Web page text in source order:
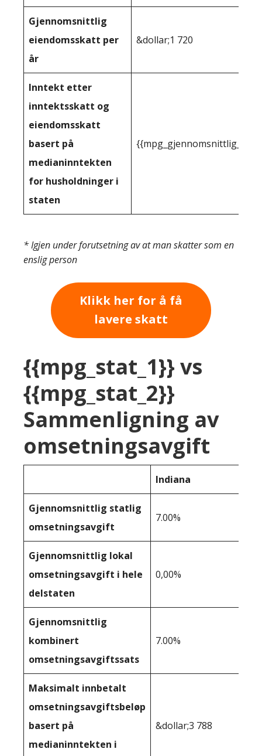
Gjennomsnittlig
eiendomsskatt per
år
&dollar;1 720
Inntekt etter
inntektsskatt og
eiendomsskatt
basert på
medianinntekten
for husholdninger i
staten
* Igjen under forutsetning av at man skatter som en
enslig person
Klikk her for å få
lavere skatt
{{mpg_stat_1}} vs
{{mpg_stat_2}}
Sammenligning av
omsetningsavgift
Indiana
Gjennomsnittlig statlig
omsetningsavgift
7.00%
Gjennomsnittlig lokal
omsetningsavgift i hele
delstaten
0,00%
Gjennomsnittlig
kombinert
omsetningsavgiftssats
7.00%
Maksimalt innbetalt
omsetningsavgiftsbeløp
basert på
medianinntekten i
&dollar;3 788